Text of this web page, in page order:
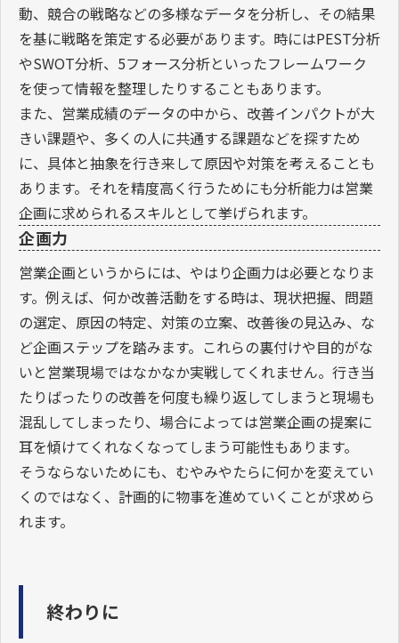
動、競合の戦略などの多様なデータを分析し、その結果
を基に戦略を策定する必要があります。時にはPEST分析
やSWOT分析、5フォース分析といったフレームワーク
を使って情報を整理したりすることもあります。
また、営業成績のデータの中から、改善インパクトが大
きい課題や、多くの人に共通する課題などを探すため
に、具体と抽象を行き来して原因や対策を考えることも
あります。それを精度高く行うためにも分析能力は営業
企画に求められるスキルとして挙げられます。
企画力
営業企画というからには、やはり企画力は必要となりま
す。例えば、何か改善活動をする時は、現状把握、問題
の選定、原因の特定、対策の立案、改善後の見込み、な
ど企画ステップを踏みます。これらの裏付けや目的がな
いと営業現場ではなかなか実戦してくれません。行き当
たりばったりの改善を何度も繰り返してしまうと現場も
混乱してしまったり、場合によっては営業企画の提案に
耳を傾けてくれなくなってしまう可能性もあります。
そうならないためにも、むやみやたらに何かを変えてい
くのではなく、計画的に物事を進めていくことが求めら
れます。
終わりに